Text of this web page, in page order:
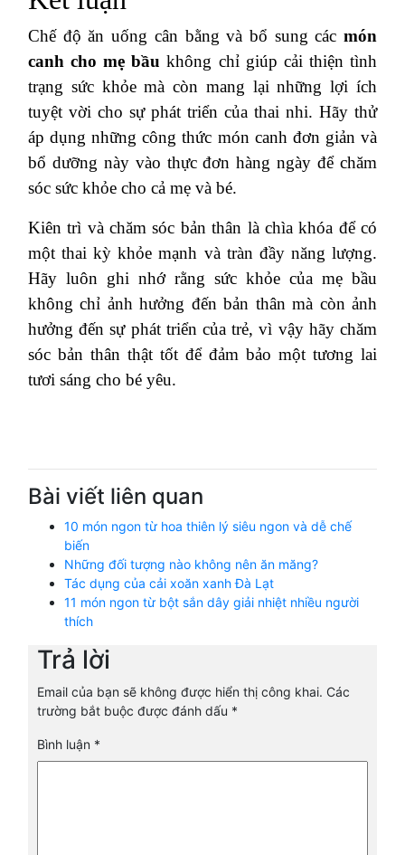
Chế độ ăn uống cân bằng và bổ sung các món
canh cho mẹ bầu không chỉ giúp cải thiện tình
trạng sức khỏe mà còn mang lại những lợi ích
tuyệt vời cho sự phát triển của thai nhi. Hãy thử
áp dụng những công thức món canh đơn giản và
bổ dưỡng này vào thực đơn hàng ngày để chăm
sóc sức khỏe cho cả mẹ và bé.
Kiên trì và chăm sóc bản thân là chìa khóa để có
một thai kỳ khỏe mạnh và tràn đầy năng lượng.
Hãy luôn ghi nhớ rằng sức khỏe của mẹ bầu
không chỉ ảnh hưởng đến bản thân mà còn ảnh
hưởng đến sự phát triển của trẻ, vì vậy hãy chăm
sóc bản thân thật tốt để đảm bảo một tương lai
tươi sáng cho bé yêu.
Bài viết liên quan
10 món ngon từ hoa thiên lý siêu ngon và dễ chế
biến
Những đối tượng nào không nên ăn măng?
Tác dụng của cải xoăn xanh Đà Lạt
11 món ngon từ bột sắn dây giải nhiệt nhiều người
thích
Trả lời
Email của bạn sẽ không được hiển thị công khai. Các
trường bắt buộc được đánh dấu *
Bình luận *